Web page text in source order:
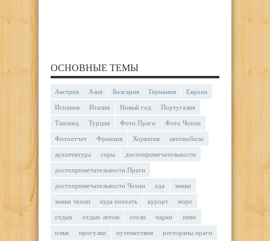
ОСНОВНЫЕ ТЕМЫ
Австрия Азия Болгария Германия Европа
Испания Италия Новый год Португалия
Таиланд Турция Фото Праги Фото Чехии
Фотоотчет Франция Хорватия автомобили
архитектура горы достопримечательности
достопримечательности Праги
достопримечательности Чехии еда замки
замки чехии куда поехать курорт море
отдых отдых летом отели парки пиво
пляж прогулки путешествия рестораны праги